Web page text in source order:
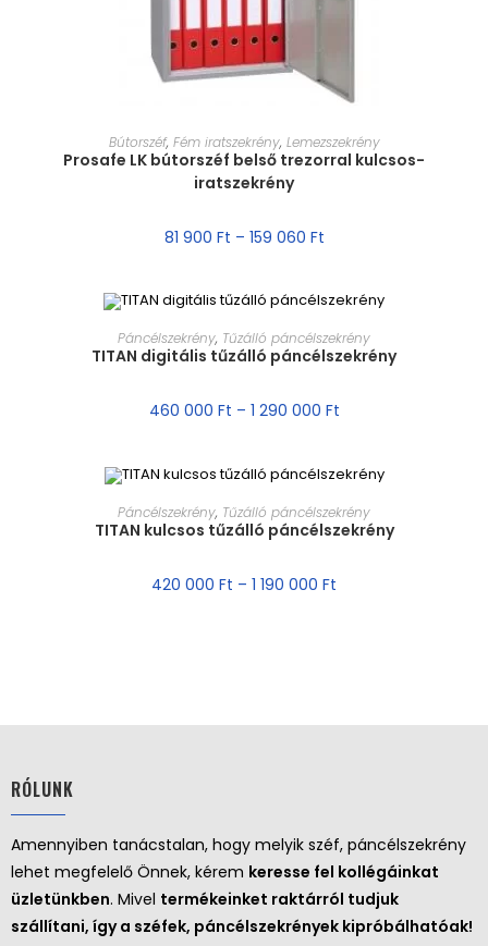
MÉRET VÁLASZTÁSA
Bútorszéf, Fém iratszekrény, Lemezszekrény
Prosafe LK bútorszéf belső trezorral kulcsos-
iratszekrény
81 900 Ft – 159 060 Ft
MÉRET VÁLASZTÁSA
Páncélszekrény, Tűzálló páncélszekrény
TITAN digitális tűzálló páncélszekrény
460 000 Ft – 1 290 000 Ft
MÉRET VÁLASZTÁSA
Páncélszekrény, Tűzálló páncélszekrény
TITAN kulcsos tűzálló páncélszekrény
420 000 Ft – 1 190 000 Ft
RÓLUNK
Amennyiben tanácstalan, hogy melyik széf, páncélszekrény
lehet megfelelő Önnek, kérem keresse fel kollégáinkat
üzletünkben. Mivel termékeinket raktárról tudjuk
szállítani, így a széfek, páncélszekrények kipróbálhatóak!